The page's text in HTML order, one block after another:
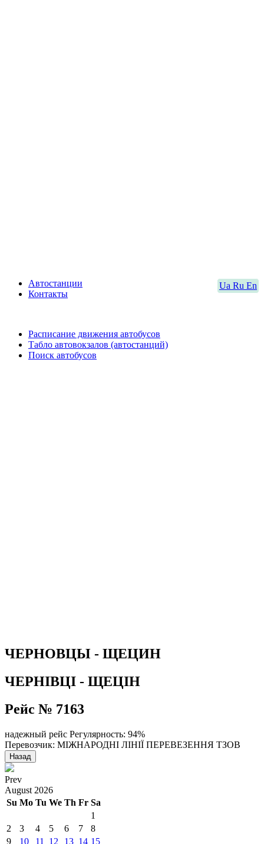
Ua Ru En
Автостанции
Контакты
Расписание движения автобусов
Табло автовокзалов (автостанций)
Поиск автобусов
ЧЕРНОВЦЫ - ЩЕЦИН
ЧЕРНІВЦІ - ЩЕЦІН
Рейс № 7163
надежный рейс Регулярность: 94%
Перевозчик: МІЖНАРОДНІ ЛІНІЇ ПЕРЕВЕЗЕННЯ ТЗОВ
Назад
Prev
August 2026
Su Mo Tu We Th Fr Sa
1
2
3 4 5 6 7
8
9
10 11 12 13 14 15